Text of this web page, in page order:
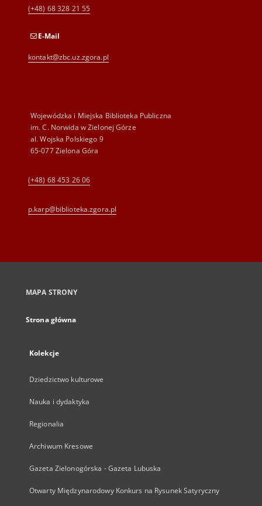
(+48) 68 328 21 55
E-Mail
kontakt@zbc.uz.zgora.pl
Wojewódzka i Miejska Biblioteka Publiczna
im. C. Norwida w Zielonej Górze
al. Wojska Polskiego 9
65-077 Zielona Góra
(+48) 68 453 26 06
p.karp@biblioteka.zgora.pl
MAPA STRONY
Strona główna
Kolekcje
Dziedzictwo kulturowe
Nauka i dydaktyka
Regionalia
Archiwum Kresowe
Gazeta Zielonogórska - Gazeta Lubuska
Otwarty Międzynarodowy Konkurs na Rysunek Satyryczny